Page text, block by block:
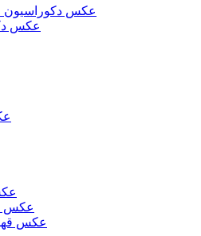
عکس دکوراسیون
عکس
عکس
عکس